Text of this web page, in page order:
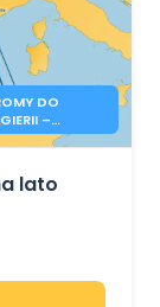
DO
–
NA
lato